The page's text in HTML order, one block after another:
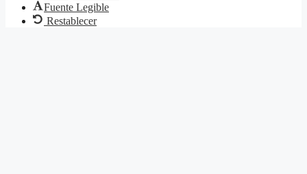
Fuente Legible
Restablecer